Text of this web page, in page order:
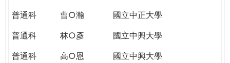
普通科
曹○瀚
國立中正大學
普通科
林○彥
國立中興大學
普通科
高○恩
國立中興大學